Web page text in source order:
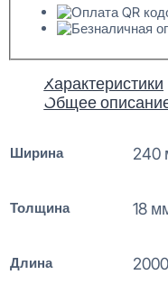
Характеристики
Общее
Ширина 240
Толщина 18
Длина